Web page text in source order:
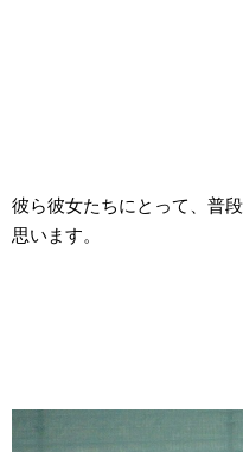
彼ら彼女たちにとって、普
思います。